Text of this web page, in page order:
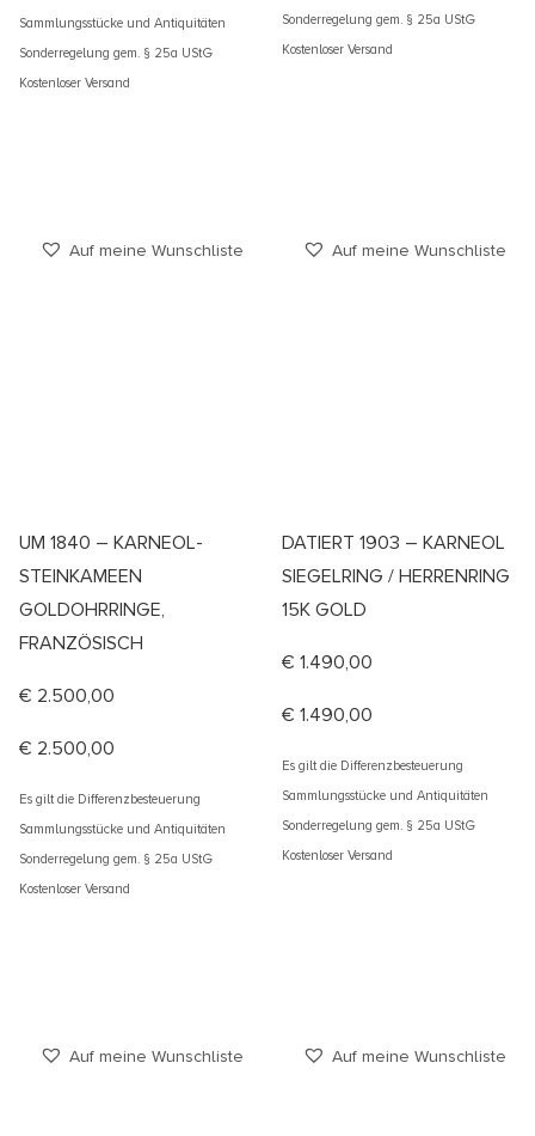
Sammlungsstücke und Antiquitäten
Sonderregelung gem. § 25a UStG
Kostenloser Versand
Sonderregelung gem. § 25a UStG
Kostenloser Versand
Auf meine Wunschliste
UM 1840 – KARNEOL-
STEINKAMEEN
GOLDOHRRINGE,
FRANZÖSISCH
€ 2.500,00
€ 2.500,00
Es gilt die Differenzbesteuerung
Sammlungsstücke und Antiquitäten
Sonderregelung gem. § 25a UStG
Kostenloser Versand
Auf meine Wunschliste
DATIERT 1903 – KARNEOL
SIEGELRING / HERRENRING
15K GOLD
€ 1.490,00
€ 1.490,00
Es gilt die Differenzbesteuerung
Sammlungsstücke und Antiquitäten
Sonderregelung gem. § 25a UStG
Kostenloser Versand
Auf meine Wunschliste Auf meine Wunschliste